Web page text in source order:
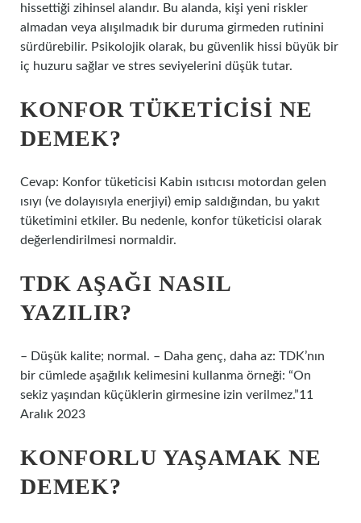
hissettiği zihinsel alandır. Bu alanda, kişi yeni riskler
almadan veya alışılmadık bir duruma girmeden rutinini
sürdürebilir. Psikolojik olarak, bu güvenlik hissi büyük bir
iç huzuru sağlar ve stres seviyelerini düşük tutar.
KONFOR TÜKETICISI NE
DEMEK?
Cevap: Konfor tüketicisi Kabin ısıtıcısı motordan gelen
ısıyı (ve dolayısıyla enerjiyi) emip saldığından, bu yakıt
tüketimini etkiler. Bu nedenle, konfor tüketicisi olarak
değerlendirilmesi normaldir.
TDK AŞAĞI NASIL
YAZILIR?
– Düşük kalite; normal. – Daha genç, daha az: TDK’nın
bir cümlede aşağılık kelimesini kullanma örneği: “On
sekiz yaşından küçüklerin girmesine izin verilmez.”11
Aralık 2023
KONFORLU YAŞAMAK NE
DEMEK?